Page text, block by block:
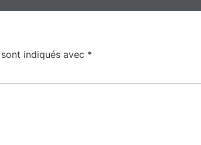
indiqués avec *